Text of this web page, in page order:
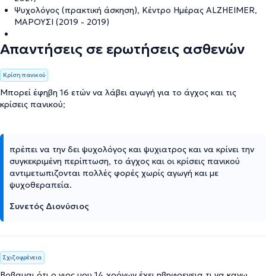
Ψυχολόγος (πρακτική άσκηση), Κέντρο Ημέρας ALZHEIMER,
ΜΑΡΟΥΣΙ (2019 - 2019)
Απαντήσεις σε ερωτήσεις ασθενών
Κρίση πανικού
Μπορεί έφηβη 16 ετών να λάβει αγωγή για το άγχος και τις
κρίσεις πανικού;
πρέπει να την δει ψυχολόγος και ψυχιατρος και να κρίνει την
συγκεκριμένη περίπτωση, το άγχος και οι κρίσεις πανικού
αντιμετωπιζονται πολλές φορές χωρίς αγωγή και με
ψυχοθεραπεία.
Συνετός Διονύσιος
Σχιζοφρένεια